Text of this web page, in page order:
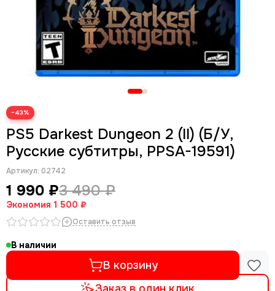
−43%
PS5 Darkest Dungeon 2 (II) (Б/У,
Русские субтитры, PPSA-19591)
Артикул: 02742
1 990 ₽3 490 ₽
Экономия 1 500 ₽
Оставить отзыв
В наличии
В корзину